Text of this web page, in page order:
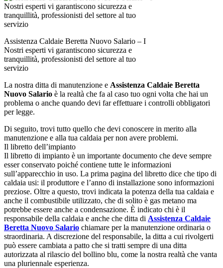
Assistenza Caldaie Beretta Nuovo Salario – I
Nostri esperti vi garantiscono sicurezza e
tranquillità, professionisti del settore al tuo
servizio
La nostra ditta di manutenzione e Assistenza Caldaie Beretta
Nuovo Salario è la realtà che fa al caso tuo ogni volta che hai un
problema o anche quando devi far effettuare i controlli obbligatori
per legge.
Di seguito, trovi tutto quello che devi conoscere in merito alla
manutenzione e alla tua caldaia per non avere problemi.
Il libretto dell’impianto
Il libretto di impianto è un importante documento che deve sempre
esser conservato poiché contiene tutte le informazioni
sull’apparecchio in uso. La prima pagina del libretto dice che tipo di
caldaia usi: il produttore e l’anno di installazione sono informazioni
preziose. Oltre a questo, trovi indicata la potenza della tua caldaia e
anche il combustibile utilizzato, che di solito è gas metano ma
potrebbe essere anche a condensazione. È indicato chi è il
responsabile della caldaia e anche che ditta di Assistenza Caldaie
Beretta Nuovo Salario chiamare per la manutenzione ordinaria o
straordinaria. A discrezione del responsabile, la ditta a cui rivolgerti
può essere cambiata a patto che si tratti sempre di una ditta
autorizzata al rilascio del bollino blu, come la nostra realtà che vanta
una pluriennale esperienza.